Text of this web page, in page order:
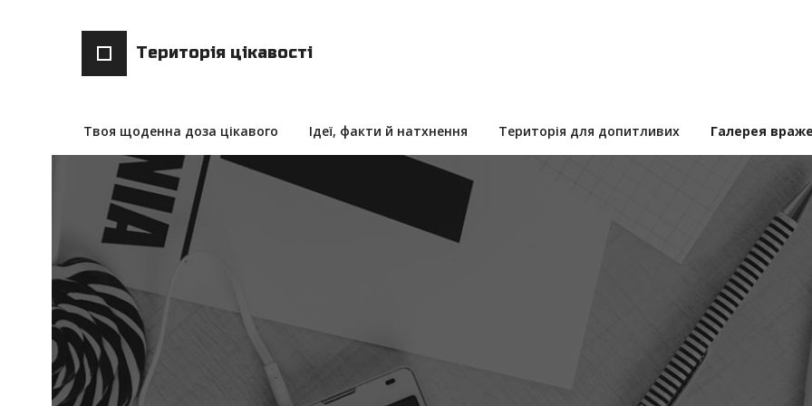
Територія цікавості
Твоя щоденна доза цікавого Ідеї, факти й натхнення Територія для допитливих Галерея